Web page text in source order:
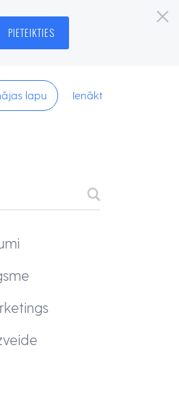
lapu Ienākt